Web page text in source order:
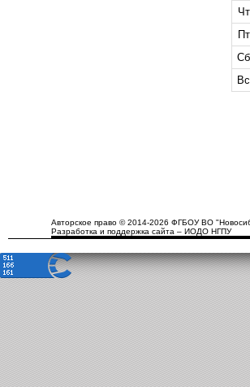
Чт
Пт
Сб
Вс
Авторское право © 2014-2026 ФГБОУ ВО
Разработка и поддержка сайта – ИОДО НГПУ